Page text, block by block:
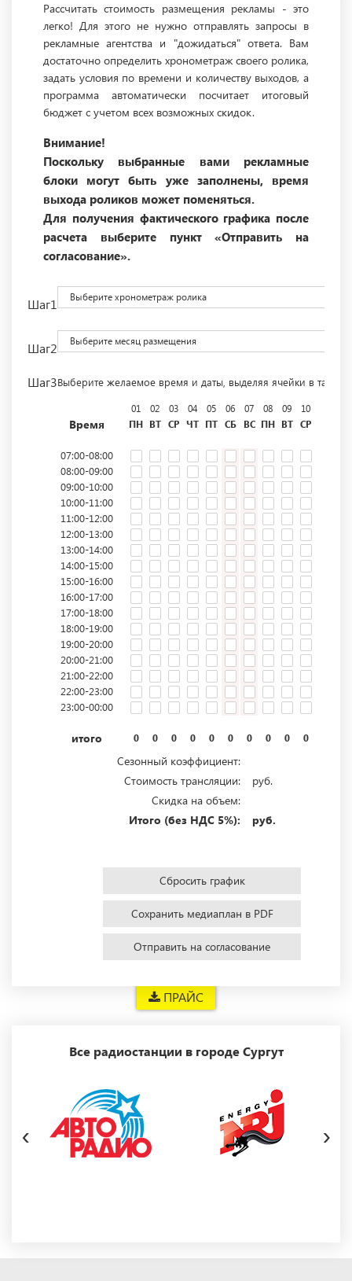
ПРАЙС
Рассчитать стоимость размещения рекламы - это
легко! Для этого не нужно отправлять запросы в
рекламные агентства и "дожидаться" ответа. Вам
достаточно определить хронометраж своего ролика,
задать условия по времени и количеству выходов, а
программа автоматически посчитает итоговый
бюджет с учетом всех возможных скидок.
Внимание!
Поскольку выбранные вами рекламные
блоки могут быть уже заполнены, время
выхода роликов может поменяться.
Для получения фактического графика после
расчета выберите пункт «Отправить на
согласование».
Шаг1 Выберите хронометраж ролика
Шаг2 Выберите месяц размещения
Шаг3Выберите желаемое время и даты, выделяя ячейки в
Время
01
ПН
02
ВТ
03
СР
04
ЧТ
05
ПТ
06
СБ
07
ВС
08
ПН
09
ВТ
10
СР
07:00-08:00
08:00-09:00
09:00-10:00
10:00-11:00
11:00-12:00
12:00-13:00
13:00-14:00
14:00-15:00
15:00-16:00
16:00-17:00
17:00-18:00
18:00-19:00
19:00-20:00
20:00-21:00
21:00-22:00
22:00-23:00
23:00-00:00
итого 0 0 0 0 0 0 0 0 0 0
Сезонный коэффициент:
Стоимость трансляции:
руб.
Скидка на объем:
Итого (без НДС 5%):
руб.
Сбросить график
Сохранить медиаплан в PDF
Отправить на согласование
Все радиостанции в городе Сургут
‹ ›